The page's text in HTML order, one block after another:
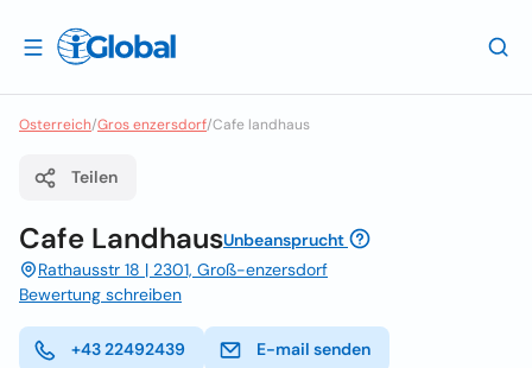
Osterreich/Gros enzersdorf/Cafe landhaus
Teilen
Cafe LandhausUnbeansprucht
Rathausstr 18 | 2301, Groß-enzersdorf
Bewertung schreiben
+43 22492439 E-mail senden